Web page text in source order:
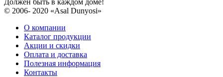
© 2006- 2020 «Asal Dunyosi»
О компании
Каталог продукции
Акции и скидки
Оплата и доставка
Полезная информация
Контакты